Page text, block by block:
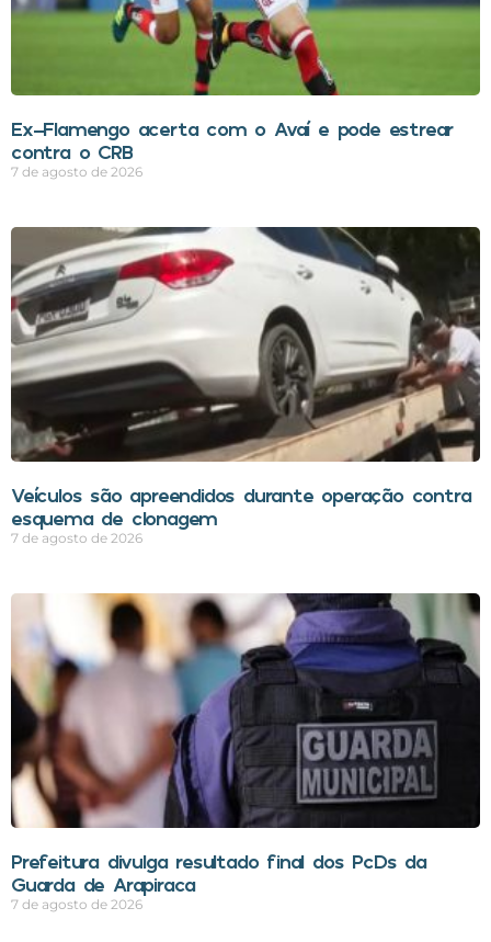
Ex-Flamengo acerta com o Avaí e pode estrear
contra o CRB
7 de agosto de 2026
Veículos são apreendidos durante operação contra
esquema de clonagem
7 de agosto de 2026
Prefeitura divulga resultado final dos PcDs da
Guarda de Arapiraca
7 de agosto de 2026